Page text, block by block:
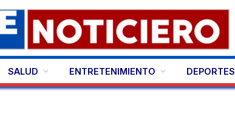
SALUD ENTRETENIMIENTO DEPORTES